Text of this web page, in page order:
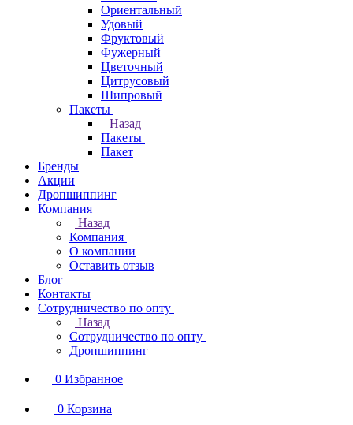
Ориентальный
Удовый
Фруктовый
Фужерный
Цветочный
Цитрусовый
Шипровый
Пакеты
Назад
Пакеты
Пакет
Бренды
Акции
Дропшиппинг
Компания
Назад
Компания
О компании
Оставить отзыв
Блог
Контакты
Сотрудничество по опту
Назад
Сотрудничество по опту
Дропшиппинг
0 Избранное
0 Корзина